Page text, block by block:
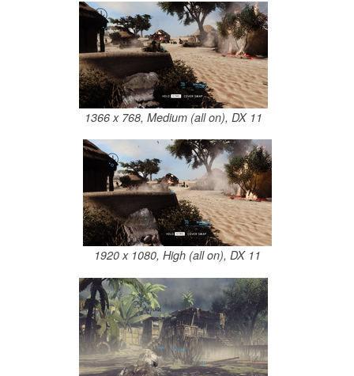
1366 x 768, Medium (all on), DX 11
1920 x 1080, High (all on), DX 11